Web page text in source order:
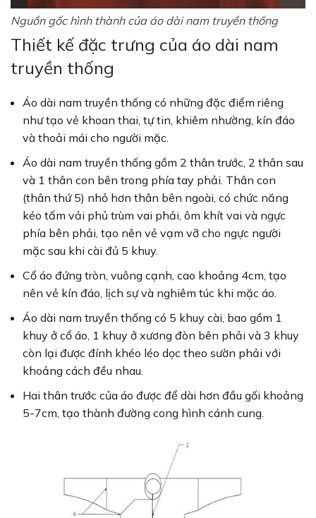
Nguồn gốc hình thành của áo dài nam truyền thống
Thiết kế đặc trưng của áo dài nam
truyền thống
Áo dài nam truyền thống có những đặc điểm riêng
như tạo vẻ khoan thai, tự tin, khiêm nhường, kín đáo
và thoải mái cho người mặc.
Áo dài nam truyền thống gồm 2 thân trước, 2 thân sau
và 1 thân con bên trong phía tay phải. Thân con
(thân thứ 5) nhỏ hơn thân bên ngoài, có chức năng
kéo tấm vải phủ trùm vai phải, ôm khít vai và ngực
phía bên phải, tạo nên vẻ vạm vỡ cho ngực người
mặc sau khi cài đủ 5 khuy.
Cổ áo đứng tròn, vuông cạnh, cao khoảng 4cm, tạo
nên vẻ kín đáo, lịch sự và nghiêm túc khi mặc áo.
Áo dài nam truyền thống có 5 khuy cài, bao gồm 1
khuy ở cổ áo, 1 khuy ở xương đòn bên phải và 3 khuy
còn lại được đính khéo léo dọc theo sườn phải với
khoảng cách đều nhau.
Hai thân trước của áo được để dài hơn đầu gối khoảng
5-7cm, tạo thành đường cong hình cánh cung.